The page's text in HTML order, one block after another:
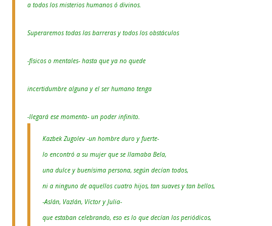
a todos los misterios humanos ó divinos.
Superaremos todas las barreras y todos los obstáculos
-físicos o mentales- hasta que ya no quede
incertidumbre alguna y el ser humano tenga
-llegará ese momento- un poder infinito.
Kazbek Zugolev -un hombre duro y fuerte-
lo encontró a su mujer que se llamaba Bela,
una dulce y buenísima persona, según decían todos,
ni a ninguno de aquellos cuatro hijos, tan suaves y tan bellos,
-Aslán, Vazlán, Víctor y Julia-
que estaban celebrando, eso es lo que decían los periódicos,